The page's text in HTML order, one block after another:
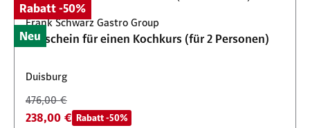
Rabatt -50%
Neu
Frank Schwarz Gastro Group
Gutschein für einen Kochkurs (für 2 Personen)
Duisburg
476,00 €
238,00 € Rabatt -50%